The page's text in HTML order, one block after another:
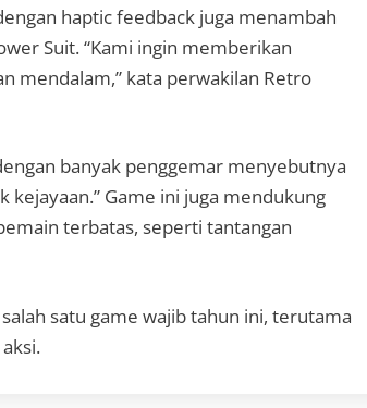
haptic feedback juga menambah
Suit. “Kami ingin memberikan
mendalam,” kata perwakilan Retro
banyak penggemar menyebutnya
kejayaan.” Game ini juga mendukung
terbatas, seperti tantangan
satu game wajib tahun ini, terutama